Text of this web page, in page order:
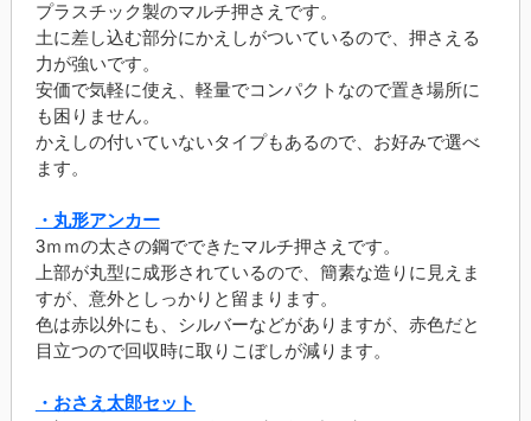
プラスチック製のマルチ押さえです。
土に差し込む部分にかえしがついているので、押さえる
力が強いです。
安価で気軽に使え、軽量でコンパクトなので置き場所に
も困りません。
かえしの付いていないタイプもあるので、お好みで選べ
ます。
・丸形アンカー
3ｍｍの太さの鋼でできたマルチ押さえです。
上部が丸型に成形されているので、簡素な造りに見えま
すが、意外としっかりと留まります。
色は赤以外にも、シルバーなどがありますが、赤色だと
目立つので回収時に取りこぼしが減ります。
・おさえ太郎セット